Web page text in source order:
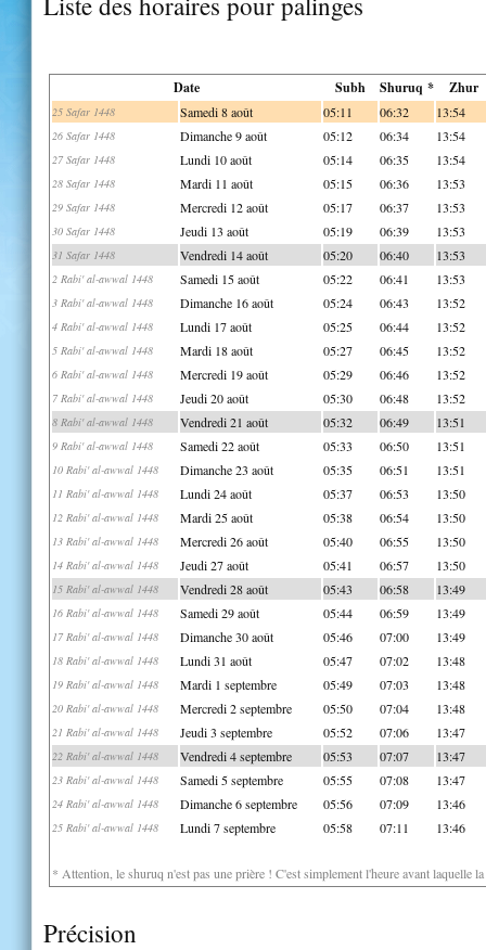
Date Subh Shuruq * Zhur
25 Safar 1448 Samedi 8 août 05:11 06:32 13:54
26 Safar 1448 Dimanche 9 août 05:12 06:34 13:54
27 Safar 1448 Lundi 10 août 05:14 06:35 13:54
28 Safar 1448 Mardi 11 août 05:15 06:36 13:53
29 Safar 1448 Mercredi 12 août 05:17 06:37 13:53
30 Safar 1448 Jeudi 13 août 05:19 06:39 13:53
31 Safar 1448 Vendredi 14 août 05:20 06:40 13:53
2 Rabi' al-awwal 1448 Samedi 15 août 05:22 06:41 13:53
3 Rabi' al-awwal 1448 Dimanche 16 août 05:24 06:43 13:52
4 Rabi' al-awwal 1448 Lundi 17 août 05:25 06:44 13:52
5 Rabi' al-awwal 1448 Mardi 18 août 05:27 06:45 13:52
6 Rabi' al-awwal 1448 Mercredi 19 août 05:29 06:46 13:52
7 Rabi' al-awwal 1448 Jeudi 20 août 05:30 06:48 13:52
8 Rabi' al-awwal 1448 Vendredi 21 août 05:32 06:49 13:51
9 Rabi' al-awwal 1448 Samedi 22 août 05:33 06:50 13:51
10 Rabi' al-awwal 1448 Dimanche 23 août 05:35 06:51 13:51
11 Rabi' al-awwal 1448 Lundi 24 août 05:37 06:53 13:50
12 Rabi' al-awwal 1448 Mardi 25 août 05:38 06:54 13:50
13 Rabi' al-awwal 1448 Mercredi 26 août 05:40 06:55 13:50
14 Rabi' al-awwal 1448 Jeudi 27 août 05:41 06:57 13:50
15 Rabi' al-awwal 1448 Vendredi 28 août 05:43 06:58 13:49
16 Rabi' al-awwal 1448 Samedi 29 août 05:44 06:59 13:49
17 Rabi' al-awwal 1448 Dimanche 30 août 05:46 07:00 13:49
18 Rabi' al-awwal 1448 Lundi 31 août 05:47 07:02 13:48
19 Rabi' al-awwal 1448 Mardi 1 septembre 05:49 07:03 13:48
20 Rabi' al-awwal 1448 Mercredi 2 septembre 05:50 07:04 13:48
21 Rabi' al-awwal 1448 Jeudi 3 septembre 05:52 07:06 13:47
22 Rabi' al-awwal 1448 Vendredi 4 septembre 05:53 07:07 13:47
23 Rabi' al-awwal 1448 Samedi 5 septembre 05:55 07:08 13:47
24 Rabi' al-awwal 1448 Dimanche 6 septembre 05:56 07:09 13:46
25 Rabi' al-awwal 1448 Lundi 7 septembre 05:58 07:11 13:46
* Attention, le shuruq n'est pas une prière ! C'est simplement l'heure avant laquelle
Précision